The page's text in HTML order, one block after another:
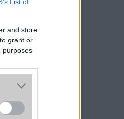
List of
and store
grant or
purposes